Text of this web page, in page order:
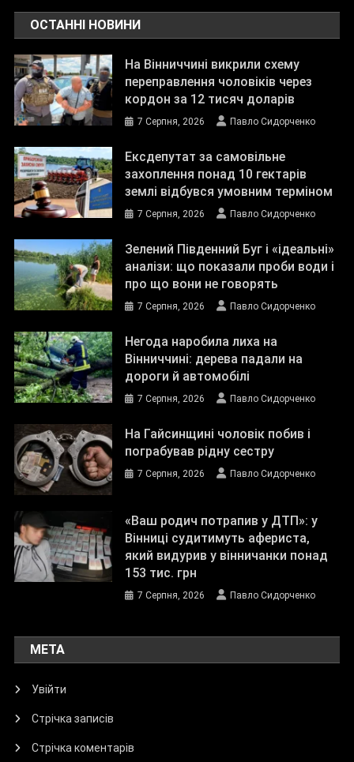
ОСТАННІ НОВИНИ
На Вінниччині викрили схему
переправлення чоловіків через
кордон за 12 тисяч доларів
7 Серпня, 2026 Павло Сидорченко
Ексдепутат за самовільне
захоплення понад 10 гектарів
землі відбувся умовним терміном
7 Серпня, 2026 Павло Сидорченко
Зелений Південний Буг і «ідеальні»
аналізи: що показали проби води і
про що вони не говорять
7 Серпня, 2026 Павло Сидорченко
Негода наробила лиха на
Вінниччині: дерева падали на
дороги й автомобілі
7 Серпня, 2026 Павло Сидорченко
На Гайсинщині чоловік побив і
пограбував рідну сестру
7 Серпня, 2026 Павло Сидорченко
«Ваш родич потрапив у ДТП»: у
Вінниці судитимуть афериста,
який видурив у вінничанки понад
153 тис. грн
7 Серпня, 2026 Павло Сидорченко
МЕТА
Увійти
Стрічка записів
Стрічка коментарів